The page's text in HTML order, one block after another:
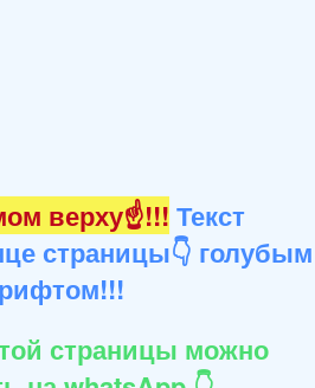
верху☝!!! Текст
страницы👇 голубым
страницы можно